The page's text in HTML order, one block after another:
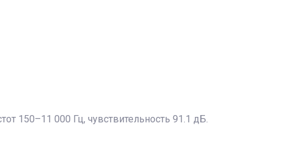
150–11 000 Гц, чувствительность 91.1 дБ.